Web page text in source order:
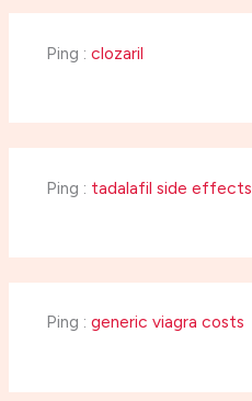
Ping : clozaril
Ping : tadalafil side effects
Ping : generic viagra costs